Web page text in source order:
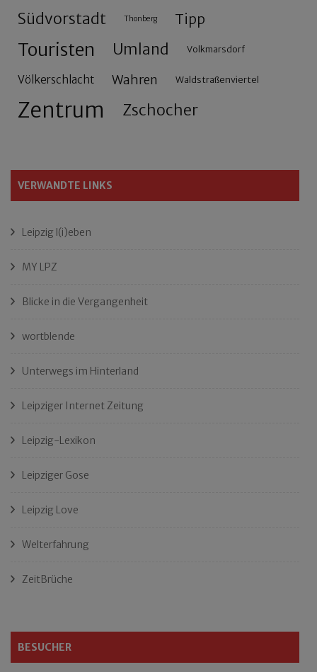
Südvorstadt Thonberg Tipp
Touristen Umland Volkmarsdorf
Völkerschlacht Wahren Waldstraßenviertel
Zentrum Zschocher
VERWANDTE LINKS
Leipzig l(i)eben
MY LPZ
Blicke in die Vergangenheit
wortblende
Unterwegs im Hinterland
Leipziger Internet Zeitung
Leipzig-Lexikon
Leipziger Gose
Leipzig Love
Welterfahrung
ZeitBrüche
BESUCHER